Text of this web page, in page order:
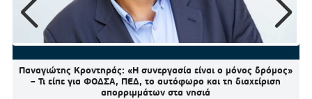
Παναγιώτης Κροντηράς: «Η συνεργασία είναι ο μόνος δρόμος»
– Τι είπε για ΦΟΔΣΑ, ΠΕΔ, το αυτόφωρο και τη διαχείριση
απορριμμάτων στα νησιά